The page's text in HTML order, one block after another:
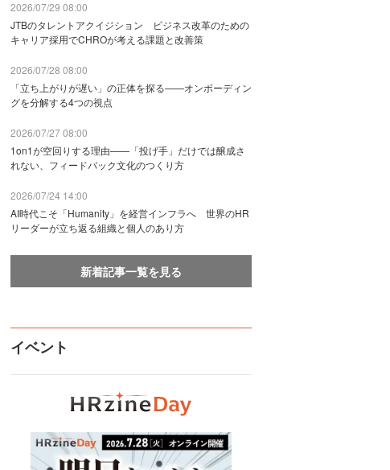
2026/07/29 08:00
JTBのタレントアクイジション ビジネス改革のための
キャリア採用でCHROが考える課題と改善策
2026/07/28 08:00
「立ち上がりが遅い」の正体を探る——オンボーディン
グを分解する4つの視点
2026/07/27 08:00
1on1が空回りする理由——「投げ手」だけでは醸成さ
れない、フィードバック文化のつくり方
2026/07/24 14:00
AI時代こそ「Humanity」を経営インフラへ 世界のHR
リーダーが立ち返る組織と個人のあり方
新着記事一覧を見る
イベント